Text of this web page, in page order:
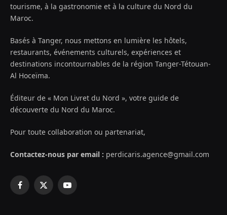
tourisme, à la gastronomie et à la culture du Nord du
Maroc.
Basés à Tanger, nous mettons en lumière les hôtels,
restaurants, événements culturels, expériences et
destinations incontournables de la région Tanger-Tétouan-
Al Hoceïma.
Éditeur de « Mon Livret du Nord », votre guide de
découverte du Nord du Maroc.
Pour toute collaboration ou partenariat,
Contactez-nous par email : perdicaris.agence@gmail.com
Facebook
X
YouTube